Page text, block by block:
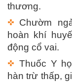
thương.
Chườm
hoàn khí
động cổ vai.
Thuốc Y
hàn trừ thấp,